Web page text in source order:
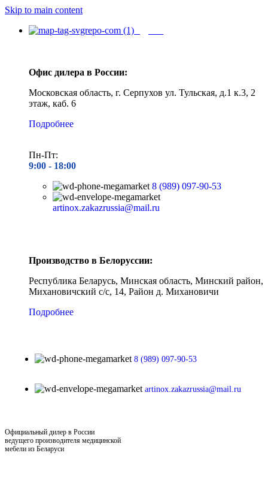
Skip to main content
Офис дилера в России:
Московская область, г. Серпухов ул. Тульская, д.1 к.3, 2
этаж, каб. 6
Подробнее
Пн-Пт:
9:00 - 18:00
8 (989) 097-90-53
artinox.zakazrussia@mail.ru
Производство в Белоруссии:
Республика Беларусь, Минская область, Минский район,
Михановичский с/с, 14, Район д. Михановичи
Подробнее
8 (989) 097-90-53
artinox.zakazrussia@mail.ru
Официальный дилер в России
ведущего производителя медицинской
мебели из Беларуси